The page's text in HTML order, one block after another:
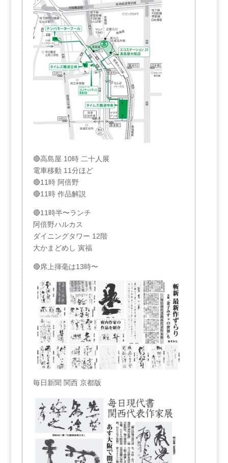
🔴高島屋 10時 二十人展
電車移動 11分ほど
🔴11時 阿倍野
🔴11時 作品解説
🔴11時半〜ランチ
阿倍野ハルカス
ダイニングタワー 12階
大かまどめし 寅福
🔴席上揮毫は13時〜
毎日新聞 関西 京都版